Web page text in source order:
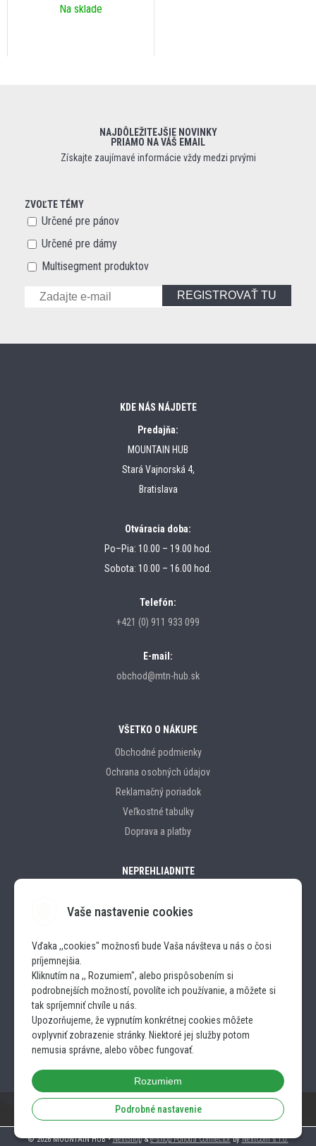
Vaše nastavenie cookies
Vďaka ,,cookies" možnosťi bude Vaša návšteva u nás o čosi
príjemnejšia.
Kliknutím na ,, Rozumiem", alebo prispôsobením si
podrobnejších možností, povolíte ich používanie, a môžete si
tak spríjemniť chvíle u nás.
Upozorňujeme, že vypnutím konkrétnej cookies môžete
ovplyvniť zobrazenie stránky. Niektoré jej služby potom
nemusia správne, alebo vôbec fungovať.
Rozumiem
Podrobné nastavenie
Na sklade
NAJDÔLEŽITEJŠIE NOVINKY
PRIAMO NA VÁŠ EMAIL
Získajte zaujímavé informácie vždy medzi prvými
ZVOĽTE TÉMY
Určené pre pánov
Určené pre dámy
Multisegment produktov
REGISTROVAŤ TU
KDE NÁS NÁJDETE
Predajňa:
MOUNTAIN HUB
Stará Vajnorská 4,
Bratislava
Otváracia doba:
Po–Pia: 10.00 – 19.00 hod.
Sobota: 10.00 – 16.00 hod.
Telefón:
+421 (0) 911 933 099
E-mail:
obchod@mtn-hub.sk
VŠETKO O NÁKUPE
Obchodné podmienky
Ochrana osobných údajov
Reklamačný poriadok
Veľkostné tabulky
Doprava a platby
NEPREHLIADNITE
INSTAGRAM
FACEBOOK
© 2026 MOUNTAIN HUB •NextShop&e-shop Pohoda ConnectorbyNextCom s.r.o.